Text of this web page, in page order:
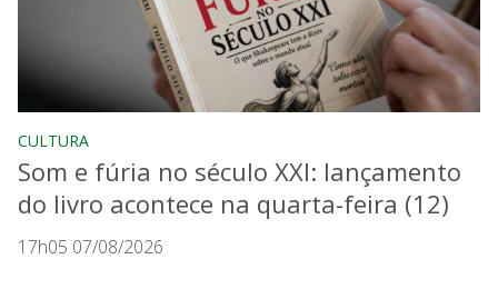
CULTURA
Som e fúria no século XXI: lançamento
do livro acontece na quarta-feira (12)
17h05 07/08/2026